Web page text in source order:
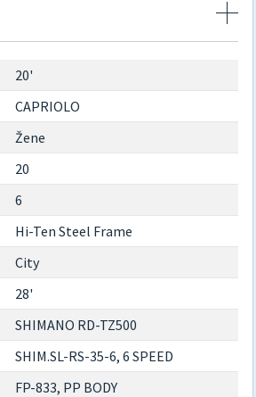
20'
CAPRIOLO
Žene
20
6
Hi-Ten Steel Frame
City
28'
SHIMANO RD-TZ500
SHIM.SL-RS-35-6, 6 SPEED
FP-833, PP BODY